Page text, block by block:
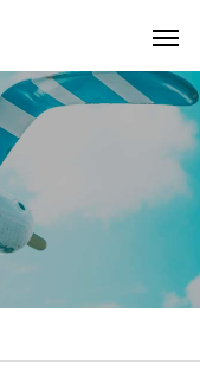
日記
気づけばもう年の瀬‼️😱